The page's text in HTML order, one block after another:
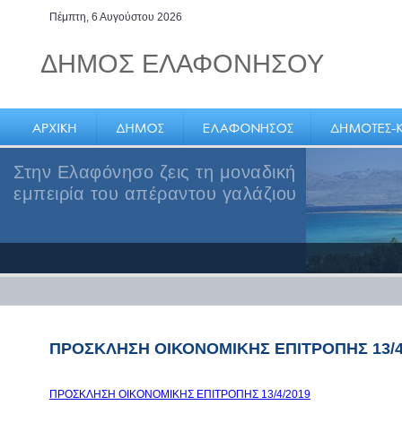
Πέμπτη, 6 Αυγούστου 2026
ΔΗΜΟΣ ΕΛΑΦΟΝΗΣΟΥ
Στην Ελαφόνησο ζεις τη μοναδική
εμπειρία του απέραντου γαλάζιου
ΠΡΟΣΚΛΗΣΗ ΟΙΚΟΝΟΜΙΚΗΣ ΕΠΙΤΡΟΠΗΣ 13/
ΠΡΟΣΚΛΗΣΗ ΟΙΚΟΝΟΜΙΚΗΣ ΕΠΙΤΡΟΠΗΣ 13/4/2019